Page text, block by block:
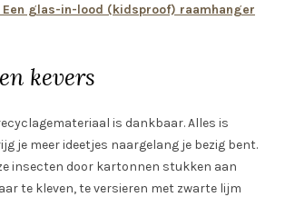
Een glas-in-lood (kidsproof) raamhanger
kevers
is dankbaar. Alles is
je meer ideetjes naargelang je bezig bent.
insecten door kartonnen stukken aan
te kleven, te versieren met zwarte lijm